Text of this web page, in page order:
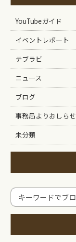
YouTubeガイド
イベントレポート
テブラビ
ニュース
ブログ
事務局よりおしらせ
未分類